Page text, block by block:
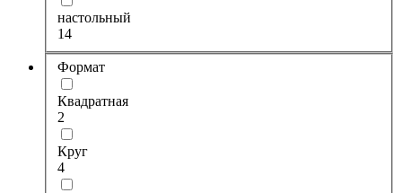
настольный
14
Формат
Квадратная
2
Круг
4